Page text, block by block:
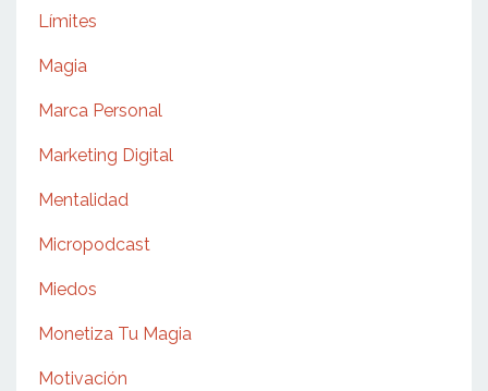
Límites
Magia
Marca Personal
Marketing Digital
Mentalidad
Micropodcast
Miedos
Monetiza Tu Magia
Motivación